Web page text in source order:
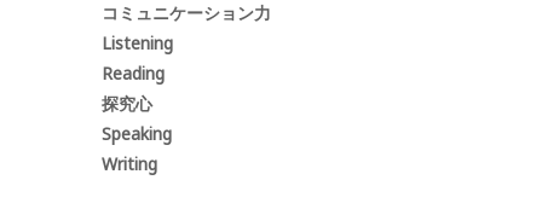
コミュニケーション力
Listening
Reading
探究心
Speaking
Writing